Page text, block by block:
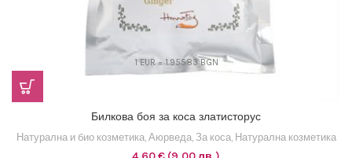
1 EUR = 1.95583 BGN
Билкова боя за коса златисторус
Натурална и био козметика, Аюрведа, За коса, Натурална козметика